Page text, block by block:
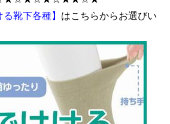
靴下各種】 はこちらからお選びい